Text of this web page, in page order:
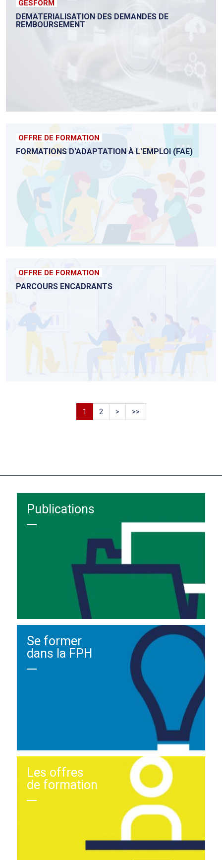
GESFORM
DEMATERIALISATION DES DEMANDES DE
REMBOURSEMENT
OFFRE DE FORMATION
FORMATIONS D'ADAPTATION À L'EMPLOI (FAE)
OFFRE DE FORMATION
PARCOURS ENCADRANTS
1 2 > >>
Publications
Se former
dans la FPH
Les offres
de formation